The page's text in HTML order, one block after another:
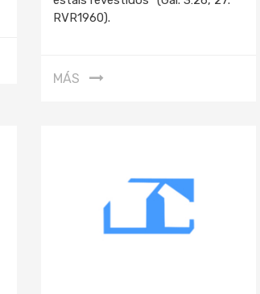
RVR1960).
MÁS